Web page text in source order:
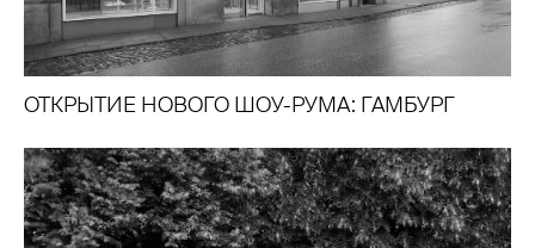
ОТКРЫТИЕ НОВОГО ШОУ-РУМА: ГАМБУРГ